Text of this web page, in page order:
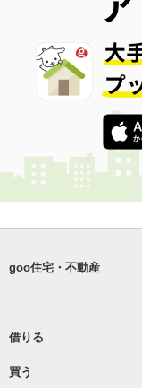
goo住宅・不動産
借りる
買う